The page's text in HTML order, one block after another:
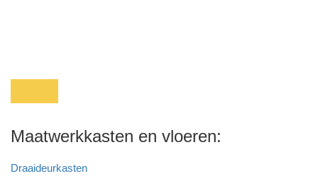
k
Maatwerkkasten en vloeren:
Draaideurkasten